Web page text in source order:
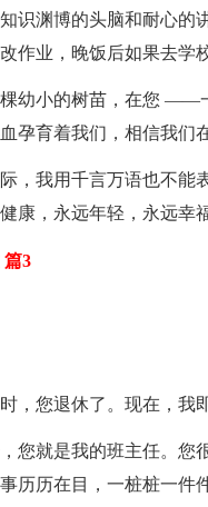
识渊博的头脑和耐心的
作业，晚饭后如果去
小的树苗，在您 ——一
孕育着我们，相信我们
我用千言万语也不能
康，永远年轻，永远
3
您退休了。现在，我即
就是我的班主任。您
历历在目，一桩桩一件